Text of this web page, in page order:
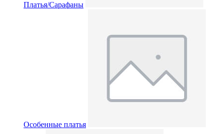
Платья/Сарафаны
Особенные платья